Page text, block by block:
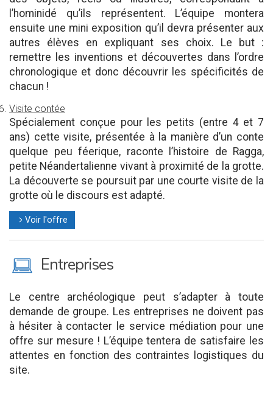
l’hominidé qu’ils représentent. L’équipe montera
ensuite une mini exposition qu’il devra présenter aux
autres élèves en expliquant ses choix. Le but :
remettre les inventions et découvertes dans l’ordre
chronologique et donc découvrir les spécificités de
chacun !
Visite contée
Spécialement conçue pour les petits (entre 4 et 7
ans) cette visite, présentée à la manière d’un conte
quelque peu féerique, raconte l’histoire de Ragga,
petite Néandertalienne vivant à proximité de la grotte.
La découverte se poursuit par une courte visite de la
grotte où le discours est adapté.
l Voir l'offre
M Entreprises
Le centre archéologique peut s’adapter à toute
demande de groupe. Les entreprises ne doivent pas
à hésiter à contacter le service médiation pour une
offre sur mesure ! L’équipe tentera de satisfaire les
attentes en fonction des contraintes logistiques du
site.